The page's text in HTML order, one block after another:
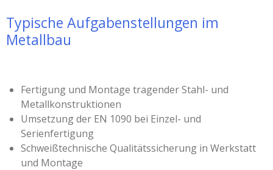
Typische Aufgabenstellungen im
Metallbau
Fertigung und Montage tragender Stahl- und
Metallkonstruktionen
Umsetzung der EN 1090 bei Einzel- und
Serienfertigung
Schweißtechnische Qualitätssicherung in Werkstatt
und Montage